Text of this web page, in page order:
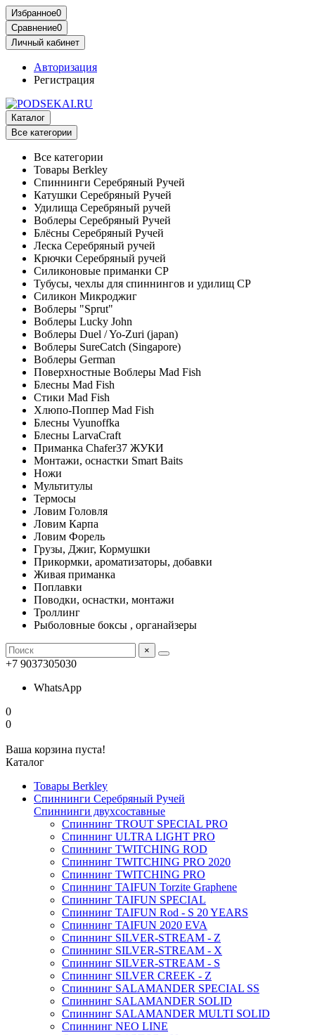
Избранное0
Сравнение0
Личный кабинет
Авторизация
Регистрация
Каталог
Все категории
Все категории
Товары Berkley
Спиннинги Серебряный Ручей
Катушки Серебряный Ручей
Удилища Серебряный ручей
Воблеры Серебряный Ручей
Блёсны Серебряный Ручей
Леска Серебряный ручей
Крючки Серебряный ручей
Силиконовые приманки СР
Тубусы, чехлы для спиннингов и удилищ СР
Силикон Микроджиг
Воблеры "Sprut"
Воблеры Lucky John
Воблеры Duel / Yo-Zuri (japan)
Воблеры SureCatch (Singapore)
Воблеры German
Поверхностные Воблеры Mad Fish
Блесны Mad Fish
Стики Mad Fish
Хлюпо-Поппер Mad Fish
Блесны Vyunoffka
Блесны LarvaCraft
Приманка Chafer37 ЖУКИ
Монтажи, оснастки Smart Baits
Ножи
Мультитулы
Термосы
Ловим Головля
Ловим Карпа
Ловим Форель
Грузы, Джиг, Кормушки
Прикормки, ароматизаторы, добавки
Живая приманка
Поплавки
Поводки, оснастки, монтажи
Троллинг
Рыболовные боксы , органайзеры
×
+7 9037305030
WhatsApp
0
0
Ваша корзина пуста!
Каталог
Товары Berkley
Спиннинги Серебряный Ручей
Спиннинги двухсоставные
Спиннинг TROUT SPECIAL PRO
Спиннинг ULTRA LIGHT PRO
Спиннинг TWITCHING ROD
Спиннинг TWITCHING PRO 2020
Спиннинг TWITCHING PRO
Спиннинг TAIFUN Torzite Graphene
Спиннинг TAIFUN SPECIAL
Спиннинг TAIFUN Rod - S 20 YEARS
Спиннинг TAIFUN 2020 EVA
Спиннинг SILVER-STREAM - Z
Спиннинг SILVER-STREAM - X
Спиннинг SILVER-STREAM - S
Спиннинг SILVER CREEK - Z
Спиннинг SALAMANDER SPECIAL SS
Спиннинг SALAMANDER SOLID
Спиннинг SALAMANDER MULTI SOLID
Спиннинг NEO LINE